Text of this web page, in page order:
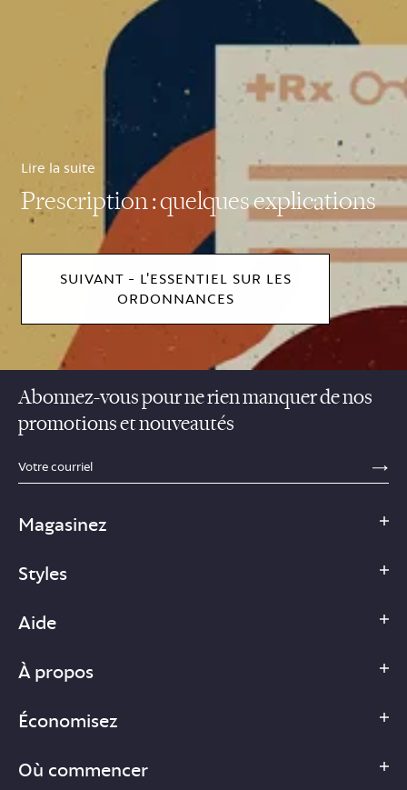
Lire la suite
Prescription : quelques explications
SUIVANT - L'ESSENTIEL SUR LES
ORDONNANCES
Abonnez-vous pour ne rien manquer de nos
promotions et nouveautés
sections.footer.email_field_ada_label
Magasinez
Styles
Aide
À propos
Économisez
Où commencer